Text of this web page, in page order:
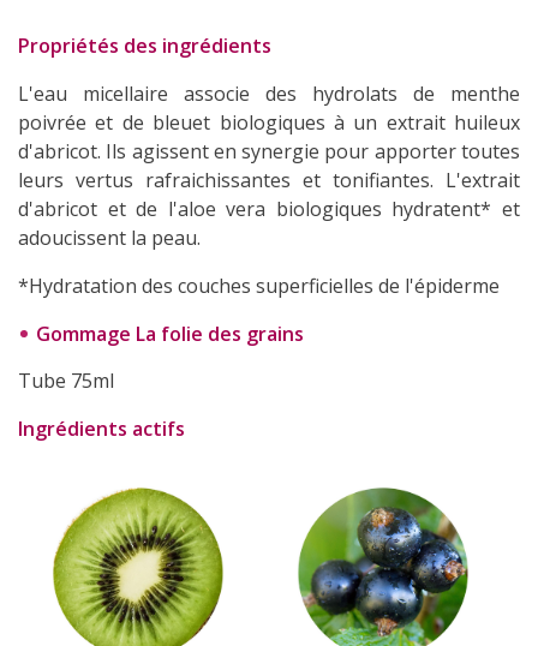
Propriétés des ingrédients
L'eau micellaire associe des hydrolats de menthe
poivrée et de bleuet biologiques à un extrait huileux
d'abricot. Ils agissent en synergie pour apporter toutes
leurs vertus rafraichissantes et tonifiantes. L'extrait
d'abricot et de l'aloe vera biologiques hydratent* et
adoucissent la peau.
*Hydratation des couches superficielles de l'épiderme
Gommage La folie des grains
Tube 75ml
Ingrédients actifs